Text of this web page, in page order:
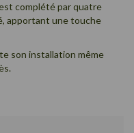
complété par quatre
apportant une touche
son installation même